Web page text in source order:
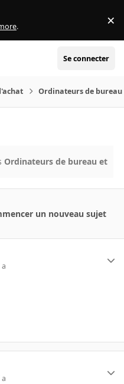
. ×
Se connecter
Ordinateurs de bureau
Ordinateurs de bureau et
un nouveau sujet
a
a